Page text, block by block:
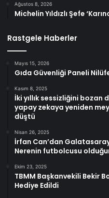
Ağustos 8, 2026
Michelin Yıldızlı Şefe
Rastgele Haberler
Mayıs 15, 2026
Gıda Güvenliği Paneli
Kasım 8, 2025
İki yıllık sessizliğini bozan
yapay zekaya yeniden
düştü
Nisan 26, 2025
İrfan Can’dan
Nerenin futbolcusu
Ekim 23, 2025
TBMM Başkanvekili Bekir
Hediye Edildi